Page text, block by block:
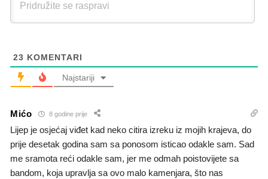
23 KOMENTARI
Najstariji
Mićo 8 godine prije
Lijep je osjećaj viđet kad neko citira izreku iz mojih krajeva, do
prije desetak godina sam sa ponosom isticao odakle sam. Sad
me sramota reći odakle sam, jer me odmah poistovijete sa
bandom, koja upravlja sa ovo malo kamenjara, što nas